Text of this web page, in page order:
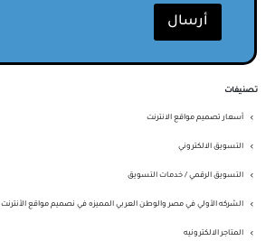
أرسال
تصنيفات
أسعار تصميم مواقع الانترنت
التسويق الالكتروني
التسويق الرقمي / خدمات التسويق
الشركه الأولي في مصر والوطن العربي المميزه في نصميم مواقع الأنترنت
المتاجر الالكترونيه